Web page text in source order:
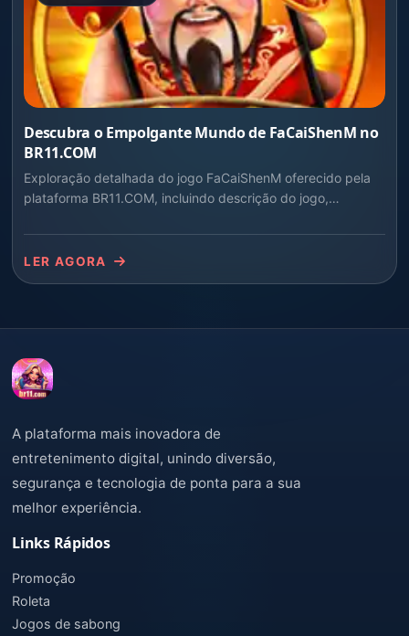
Descubra o Empolgante Mundo de FaCaiShenM no
BR11.COM
Exploração detalhada do jogo FaCaiShenM oferecido pela
plataforma BR11.COM, incluindo descrição do jogo,
LER AGORA
A plataforma mais inovadora de
entretenimento digital, unindo diversão,
segurança e tecnologia de ponta para a sua
melhor experiência.
Links Rápidos
Promoção
Roleta
Jogos de sabong